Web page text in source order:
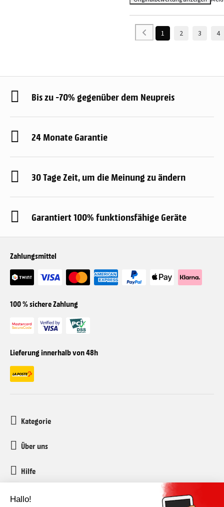
1 2 3 4
Bis zu -70% gegenüber dem Neupreis
24 Monate Garantie
30 Tage Zeit, um die Meinung zu ändern
Garantiert 100% funktionsfähige Geräte
Zahlungsmittel
100 % sichere Zahlung
Lieferung innerhalb von 48h
Kategorie
Über uns
Hilfe
Kundenservice